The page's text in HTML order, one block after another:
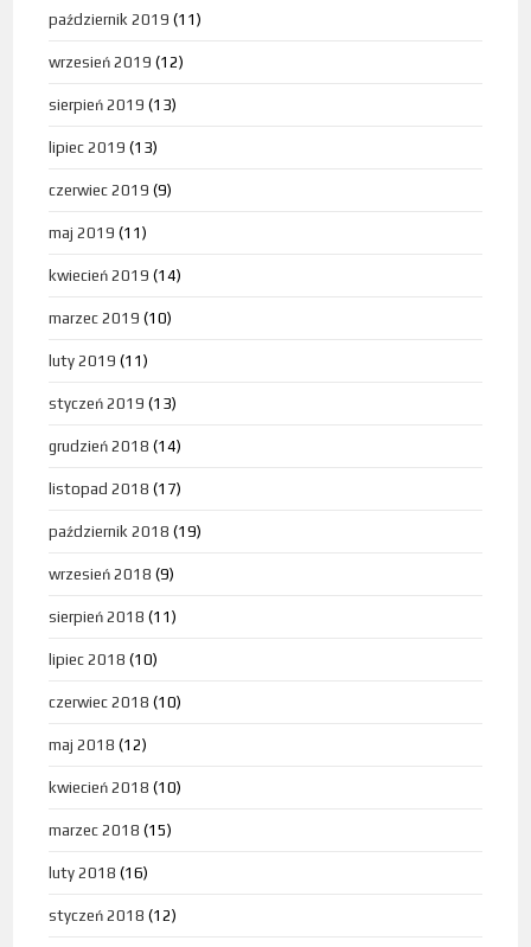
październik 2019 (11)
wrzesień 2019 (12)
sierpień 2019 (13)
lipiec 2019 (13)
czerwiec 2019 (9)
maj 2019 (11)
kwiecień 2019 (14)
marzec 2019 (10)
luty 2019 (11)
styczeń 2019 (13)
grudzień 2018 (14)
listopad 2018 (17)
październik 2018 (19)
wrzesień 2018 (9)
sierpień 2018 (11)
lipiec 2018 (10)
czerwiec 2018 (10)
maj 2018 (12)
kwiecień 2018 (10)
marzec 2018 (15)
luty 2018 (16)
styczeń 2018 (12)